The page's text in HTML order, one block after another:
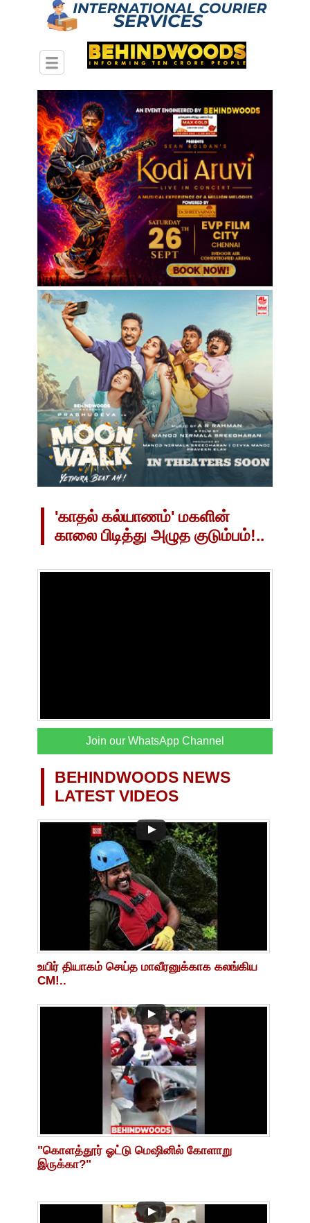
'காதல் கல்யாணம்' மகளின்
காலை பிடித்து அழுத குடும்பம்!..
Join our WhatsApp Channel
BEHINDWOODS NEWS
LATEST VIDEOS
உயிர் தியாகம் செய்த மாவீரனுக்காக கலங்கிய
CM!..
"கொளத்தூர் ஓட்டு மெஷினில் கோளாறு
இருக்கா?"